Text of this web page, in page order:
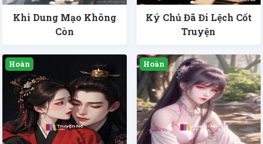
Khi Dung Mạo Không
Còn
Ký Chủ Đã Đi Lệch Cốt
Truyện